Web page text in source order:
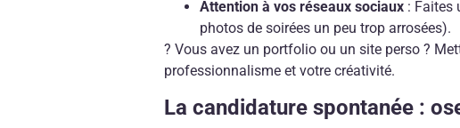
Attention à vos réseaux sociaux : Faites
photos de soirées un peu trop arrosées).
? Vous avez un portfolio ou un site perso ?
professionnalisme et votre créativité.
La candidature spontanée :